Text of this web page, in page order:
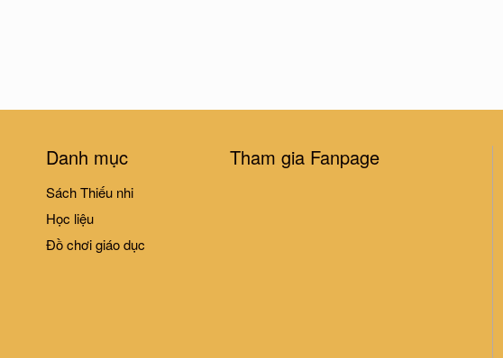
Danh mục
Sách Thiếu nhi
Học liệu
Đồ chơi giáo dục
Tham gia Fanpage